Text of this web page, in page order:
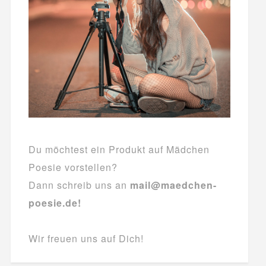
Du möchtest ein Produkt auf Mädchen
Poesie vorstellen?
Dann schreib uns an mail@maedchen-
poesie.de!
Wir freuen uns auf Dich!